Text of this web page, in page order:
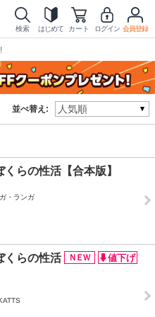
検索 はじめて カート ログイン 会員登録
並べ替え:
らの性活【合本版】
・ランガ
くらの性活